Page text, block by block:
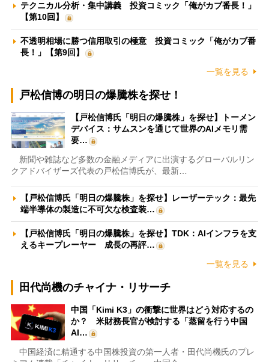
テクニカル分析・集中講義 投資コミック「俺がカブ番長！」
【第10回】
不透明相場に勝つ信用取引の極意 投資コミック「俺がカブ番
長！」【第9回】
一覧を見る
戸松信博の明日の爆騰株を探せ！
【戸松信博氏「明日の爆騰株」を探せ】トーメン
デバイス：サムスンを通じて世界のAIメモリ需
要…
新聞や雑誌など多数の金融メディアに出演するグローバルリン
クアドバイザーズ代表の戸松信博氏が、最新…
【戸松信博氏「明日の爆騰株」を探せ】レーザーテック：最先
端半導体の製造に不可欠な検査装…
【戸松信博氏「明日の爆騰株」を探せ】TDK：AIインフラを支
えるキープレーヤー 成長の再評…
一覧を見る
田代尚機のチャイナ・リサーチ
中国「Kimi K3」の衝撃に世界はどう対応するの
か？ 米財務長官が検討する「蒸留を行う中国
AI…
中国経済に精通する中国株投資の第一人者・田代尚機氏のプレ